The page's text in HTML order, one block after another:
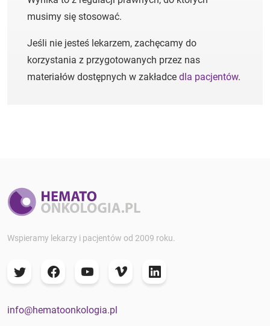
musimy się stosować.
Jeśli nie jesteś lekarzem, zachęcamy do
korzystania z przygotowanych przez nas
materiałów dostępnych w zakładce dla pacjentów.
Wspieramy lekarzy i pacjentów od 2009 roku.
info@hematoonkologia.pl